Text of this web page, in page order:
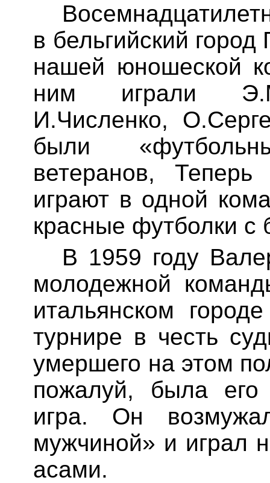
в бельгийский
нашей юношеской
ним играли
И.Численко,
были
ветеранов,
играют в одной
красные футболки
В 1959 году
молодежной
итальянском
турнире в честь
умершего на этом
пожалуй, была его
игра. Он
мужчиной» и играл
асами.